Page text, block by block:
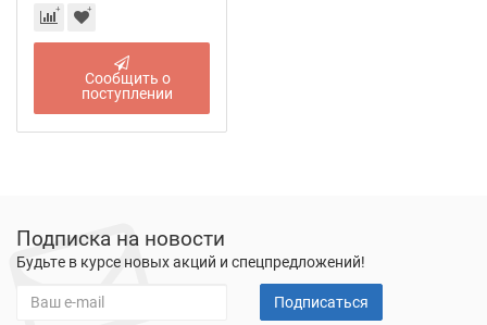
Сообщить о
поступлении
Подписка на новости
Будьте в курсе новых акций и спецпредложений!
Подписаться